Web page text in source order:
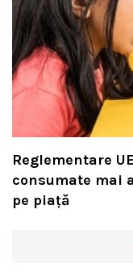
Reglementare
consumate mai
pe piață